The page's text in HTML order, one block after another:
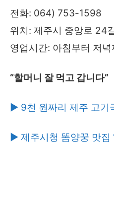
전화: 064) 753-1598
위치: 제주시 중앙로 24
영업시간: 아침부터 저
“할머니 잘 먹고 갑니다”
▶ 9천 원짜리 제주 고기
▶ 제주시청 똠양꿍 맛집